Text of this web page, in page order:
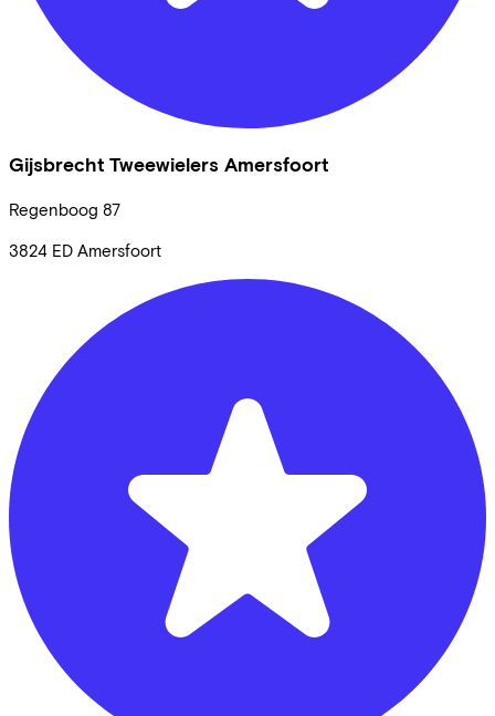
Gijsbrecht Tweewielers Amersfoort
Regenboog 87
3824 ED Amersfoort